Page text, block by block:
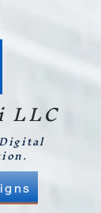
LLC